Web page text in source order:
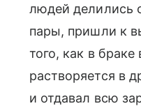
людей делились
пары, пришли к
того, как в
растворяется в
и отдавал всю